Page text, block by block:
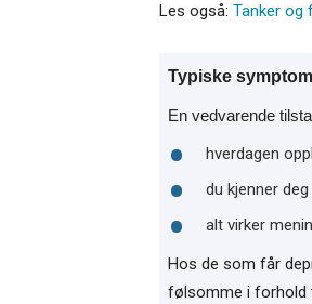
Les også: Tanker og
Typiske
En vedvarende
hverdagen
du kjenner
alt virker
Hos de som får
følsomme i forhold